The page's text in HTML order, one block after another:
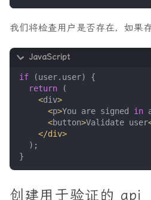
我们将检查用户是否存在，如果
if (user. user)
{
return
(
<div>
<p>You are signed in
<button>Validate user
</div>
);
}
创建用于验证的 api